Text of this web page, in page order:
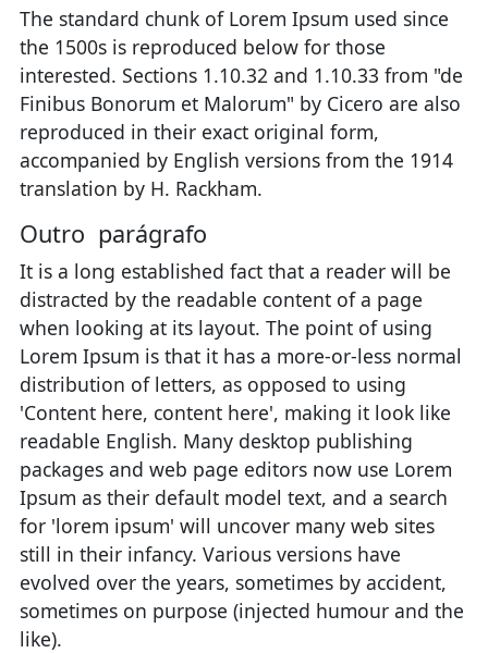
The standard chunk of Lorem Ipsum used since
the 1500s is reproduced below for those
interested. Sections 1.10.32 and 1.10.33 from "de
Finibus Bonorum et Malorum" by Cicero are also
reproduced in their exact original form,
accompanied by English versions from the 1914
translation by H. Rackham.
Outro parágrafo
It is a long established fact that a reader will be
distracted by the readable content of a page
when looking at its layout. The point of using
Lorem Ipsum is that it has a more-or-less normal
distribution of letters, as opposed to using
'Content here, content here', making it look like
readable English. Many desktop publishing
packages and web page editors now use Lorem
Ipsum as their default model text, and a search
for 'lorem ipsum' will uncover many web sites
still in their infancy. Various versions have
evolved over the years, sometimes by accident,
sometimes on purpose (injected humour and the
like).